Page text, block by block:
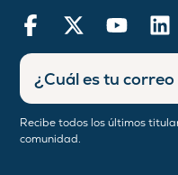
Recibe todos los últimos
comunidad.
Ingresar
dirección
de
correo